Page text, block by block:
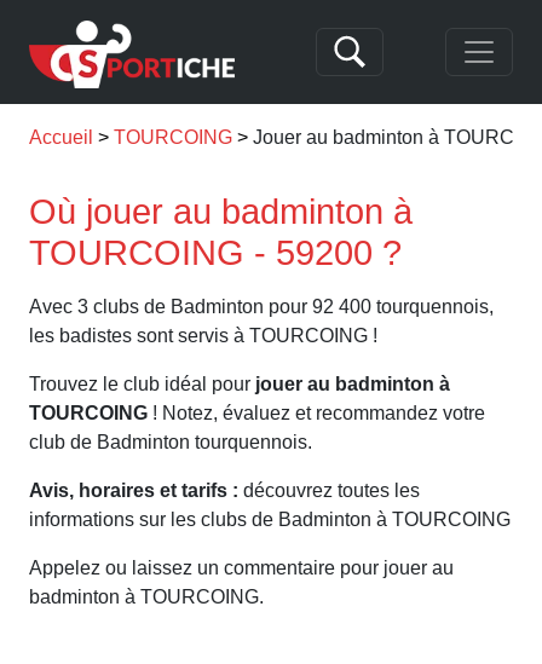
Accueil TOURCOING Jouer au badminton à
Où jouer au badminton à
TOURCOING - 59200 ?
Avec 3 clubs de Badminton pour 92 400 tourquennois,
les badistes sont servis à TOURCOING !
Trouvez le club idéal pour jouer au badminton à
TOURCOING ! Notez, évaluez et recommandez votre
club de Badminton tourquennois.
Avis, horaires et tarifs : découvrez toutes les
informations sur les clubs de Badminton à TOURCOING
Appelez ou laissez un commentaire pour jouer au
badminton à TOURCOING.